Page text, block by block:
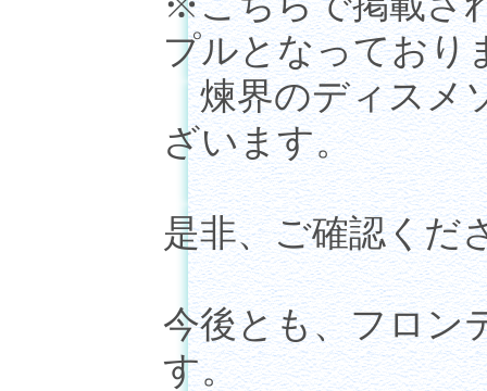
プルとなっており
煉界のディスメ
ざいます。
是非、ご確認くだ
今後とも、フロン
す。